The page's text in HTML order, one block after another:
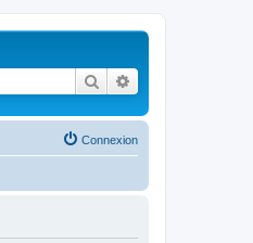
Rechercher
Connexion